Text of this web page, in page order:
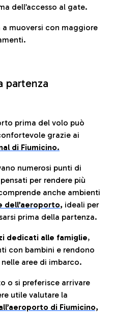
dell’accesso al gate.
muoversi con maggiore
partenza
prima del volo può
grazie ai
di Fiumicino.
numerosi punti di
per rendere più
anche ambienti
dell’aeroporto, ideali per
prima della partenza.
dedicati alle famiglie,
con bambini e rendono
aree di imbarco.
o si preferisce arrivare
utile valutare la
di Fiumicino,